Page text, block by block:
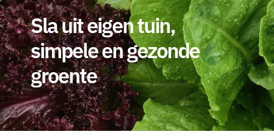
Recepten
Wat maak je met?
Zoeken
naar:
Sla uit eigen tuin,
simpele en gezonde
groente